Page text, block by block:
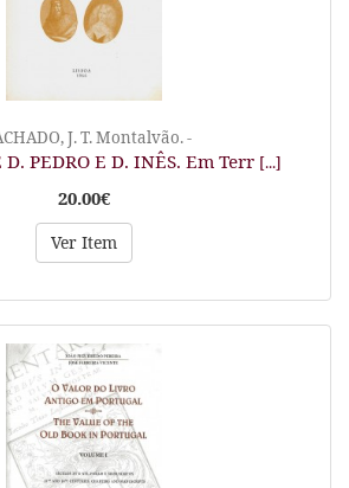
J. T. Montalvão. -
D. PEDRO E D. INÊS. Em Terr [...]
20.00€
Ver Item